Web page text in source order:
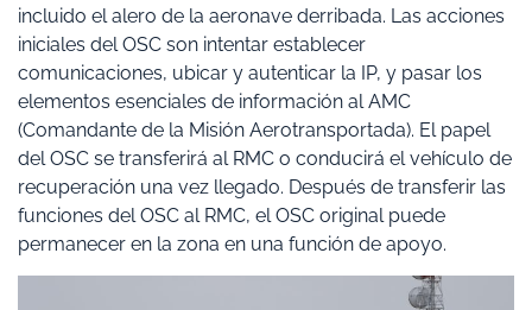
incluido el alero de la aeronave derribada. Las acciones
iniciales del OSC son intentar establecer
comunicaciones, ubicar y autenticar la IP, y pasar los
elementos esenciales de información al AMC
(Comandante de la Misión Aerotransportada). El papel
del OSC se transferirá al RMC o conducirá el vehículo de
recuperación una vez llegado. Después de transferir las
funciones del OSC al RMC, el OSC original puede
permanecer en la zona en una función de apoyo.